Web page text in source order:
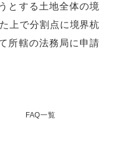
とする土地全体の境
上で分割点に境界杭
所轄の法務局に申請
FAQ一覧